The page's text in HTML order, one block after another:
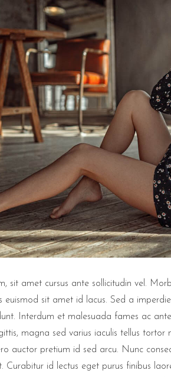
sit amet cursus ante sollicitudin vel.
euismod sit amet id lacus. Sed a
Interdum et malesuada fames ac
magna sed varius iaculis tellus
auctor pretium id sed arcu. Nunc
Curabitur id lectus eget purus finibus